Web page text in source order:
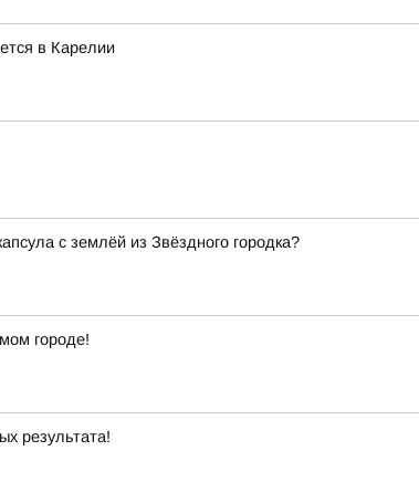
в Карелии
с землёй из Звёздного городка?
городе!
результата!